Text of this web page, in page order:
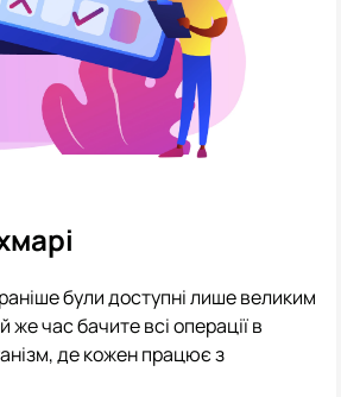
були доступні лише великим
час бачите всі операції в
де кожен працює з